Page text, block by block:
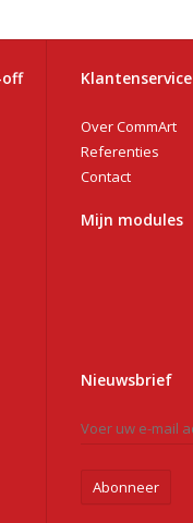
Klantenservice
Over CommArt
Referenties
Contact
Mijn modules
Nieuwsbrief
Abonneer